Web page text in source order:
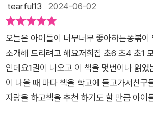
또 기다려봐야겠네요.​출판사로부터 도서 협
관적 견해에 의해 작성하였습니다
tearful13 2024-06-02
오늘은 아이들이 너무너무 좋아하는똥볶이
소개해 드리려고 해요저희집 초6 초4 초1
인데요1권이 나오고 이 책을 몇번이나 읽
이 나올 때 마다 책을 학교에 들고가서친구
자랑을 하고책을 추천 하기도 할 만큼 아이